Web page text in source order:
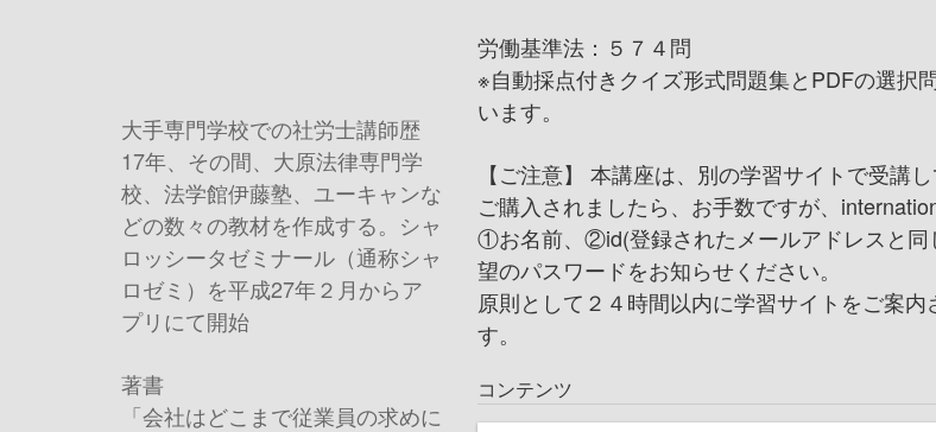
大手専門学校での社労士講師歴
17年、その間、大原法律専門学
校、法学館伊藤塾、ユーキャンな
どの数々の教材を作成する。シャ
ロッシータゼミナール（通称シャ
ロゼミ）を平成27年２月からア
プリにて開始
著書
「会社はどこまで従業員の求めに
労働基準法：５７４問
※自動採点付きクイズ形式問題集とPDFの選択
います。
【ご注意】 本講座は、別の学習サイトで受講し
ご購入されましたら、お手数ですが、
①お名前、②id(登録されたメールアドレスと
望のパスワードをお知らせください。
原則として２４時間以内に学習サイトをご案内
す。
コンテンツ